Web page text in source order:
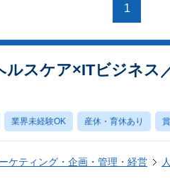
1
スケア×ITビジネス
業界未経験OK 産休・育休あり
ケティング・企画・管理・経営